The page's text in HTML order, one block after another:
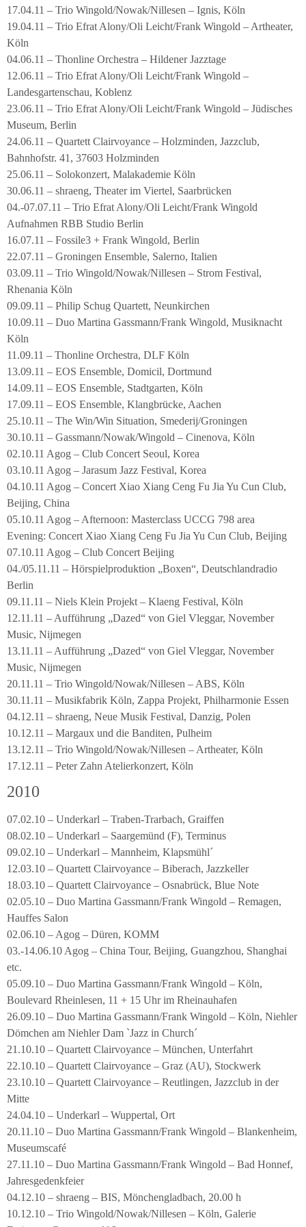
17.04.11 – Trio Wingold/Nowak/Nillesen – Ignis, Köln
19.04.11 – Trio Efrat Alony/Oli Leicht/Frank Wingold – Artheater,
Köln
04.06.11 – Thonline Orchestra – Hildener Jazztage
12.06.11 – Trio Efrat Alony/Oli Leicht/Frank Wingold –
Landesgartenschau, Koblenz
23.06.11 – Trio Efrat Alony/Oli Leicht/Frank Wingold – Jüdisches
Museum, Berlin
24.06.11 – Quartett Clairvoyance – Holzminden, Jazzclub,
Bahnhofstr. 41, 37603 Holzminden
25.06.11 – Solokonzert, Malakademie Köln
30.06.11 – shraeng, Theater im Viertel, Saarbrücken
04.-07.07.11 – Trio Efrat Alony/Oli Leicht/Frank Wingold
Aufnahmen RBB Studio Berlin
16.07.11 – Fossile3 + Frank Wingold, Berlin
22.07.11 – Groningen Ensemble, Salerno, Italien
03.09.11 – Trio Wingold/Nowak/Nillesen – Strom Festival,
Rhenania Köln
09.09.11 – Philip Schug Quartett, Neunkirchen
10.09.11 – Duo Martina Gassmann/Frank Wingold, Musiknacht
Köln
11.09.11 – Thonline Orchestra, DLF Köln
13.09.11 – EOS Ensemble, Domicil, Dortmund
14.09.11 – EOS Ensemble, Stadtgarten, Köln
17.09.11 – EOS Ensemble, Klangbrücke, Aachen
25.10.11 – The Win/Win Situation, Smederij/Groningen
30.10.11 – Gassmann/Nowak/Wingold – Cinenova, Köln
02.10.11 Agog – Club Concert Seoul, Korea
03.10.11 Agog – Jarasum Jazz Festival, Korea
04.10.11 Agog – Concert Xiao Xiang Ceng Fu Jia Yu Cun Club,
Beijing, China
05.10.11 Agog – Afternoon: Masterclass UCCG 798 area
Evening: Concert Xiao Xiang Ceng Fu Jia Yu Cun Club, Beijing
07.10.11 Agog – Club Concert Beijing
04./05.11.11 – Hörspielproduktion „Boxen“, Deutschlandradio
Berlin
09.11.11 – Niels Klein Projekt – Klaeng Festival, Köln
12.11.11 – Aufführung „Dazed“ von Giel Vleggar, November
Music, Nijmegen
13.11.11 – Aufführung „Dazed“ von Giel Vleggar, November
Music, Nijmegen
20.11.11 – Trio Wingold/Nowak/Nillesen – ABS, Köln
30.11.11 – Musikfabrik Köln, Zappa Projekt, Philharmonie Essen
04.12.11 – shraeng, Neue Musik Festival, Danzig, Polen
10.12.11 – Margaux und die Banditen, Pulheim
13.12.11 – Trio Wingold/Nowak/Nillesen – Artheater, Köln
17.12.11 – Peter Zahn Atelierkonzert, Köln
2010
07.02.10 – Underkarl – Traben-Trarbach, Graiffen
08.02.10 – Underkarl – Saargemünd (F), Terminus
09.02.10 – Underkarl – Mannheim, Klapsmühl´
12.03.10 – Quartett Clairvoyance – Biberach, Jazzkeller
18.03.10 – Quartett Clairvoyance – Osnabrück, Blue Note
02.05.10 – Duo Martina Gassmann/Frank Wingold – Remagen,
Hauffes Salon
02.06.10 – Agog – Düren, KOMM
03.-14.06.10 Agog – China Tour, Beijing, Guangzhou, Shanghai
etc.
05.09.10 – Duo Martina Gassmann/Frank Wingold – Köln,
Boulevard Rheinlesen, 11 + 15 Uhr im Rheinauhafen
26.09.10 – Duo Martina Gassmann/Frank Wingold – Köln, Niehler
Dömchen am Niehler Dam `Jazz in Church´
21.10.10 – Quartett Clairvoyance – München, Unterfahrt
22.10.10 – Quartett Clairvoyance – Graz (AU), Stockwerk
23.10.10 – Quartett Clairvoyance – Reutlingen, Jazzclub in der
Mitte
24.04.10 – Underkarl – Wuppertal, Ort
20.11.10 – Duo Martina Gassmann/Frank Wingold – Blankenheim,
Museumscafé
27.11.10 – Duo Martina Gassmann/Frank Wingold – Bad Honnef,
Jahresgedenkfeier
04.12.10 – shraeng – BIS, Mönchengladbach, 20.00 h
10.12.10 – Trio Wingold/Nowak/Nillesen – Köln, Galerie